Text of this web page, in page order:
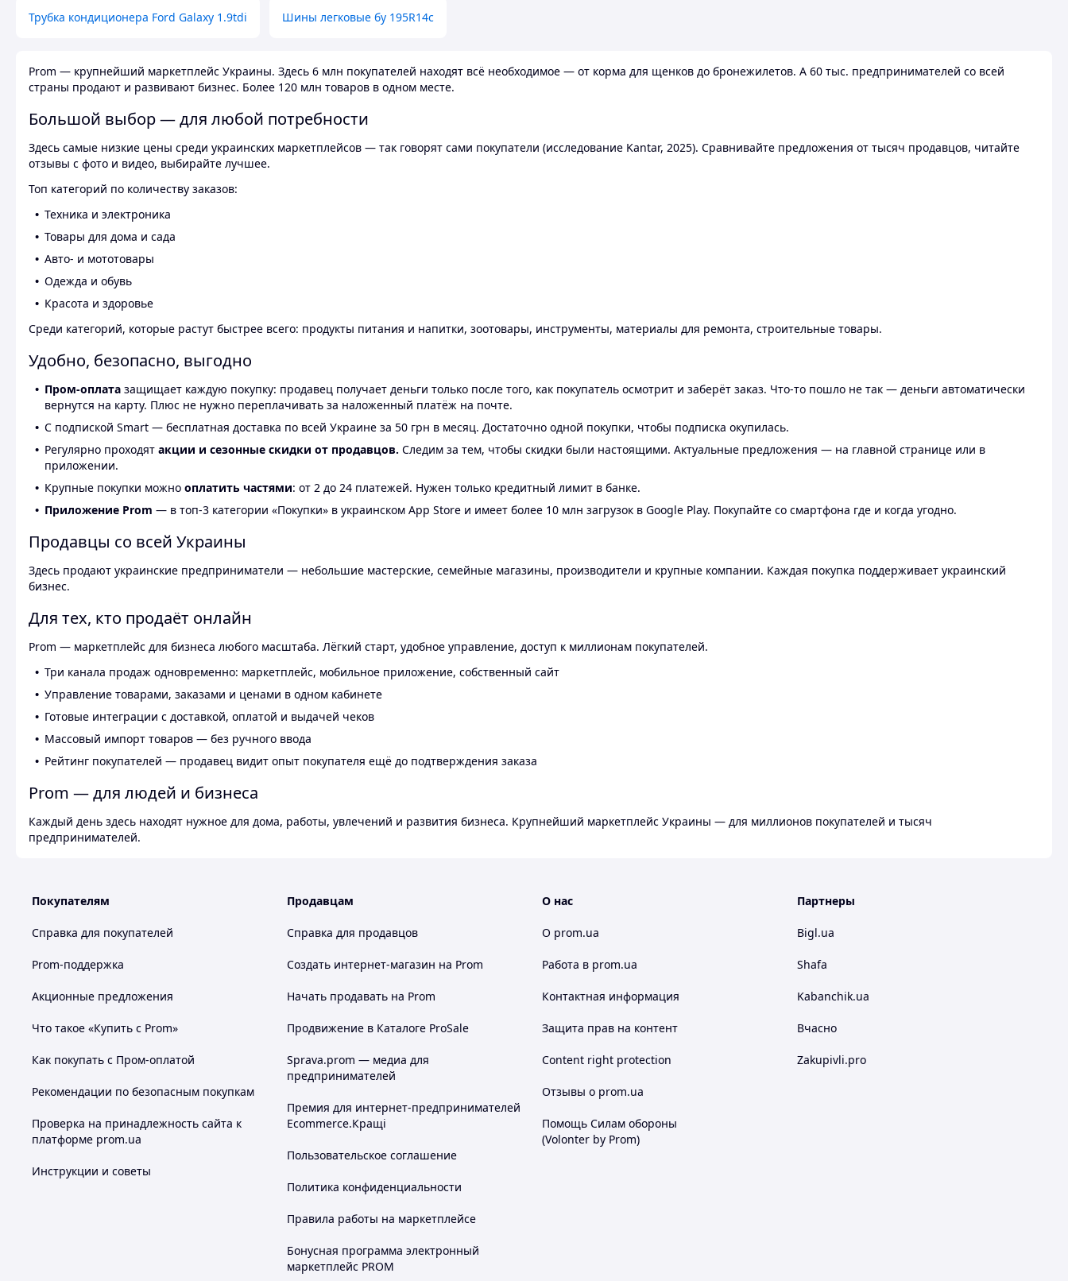
Трубка кондиционера Ford Galaxy 1.9tdi Шины легковые бу 195R14c
Prom — крупнейший маркетплейс Украины. Здесь 6 млн покупателей находят всё необходимое — от корма для щенков до бронежилетов. А 60 тыс. предпринимателей со всей
страны продают и развивают бизнес. Более 120 млн товаров в одном месте.
Большой выбор — для любой потребности
Здесь самые низкие цены среди украинских маркетплейсов — так говорят сами покупатели (исследование Kantar, 2025). Сравнивайте предложения от тысяч продавцов, читайте
отзывы с фото и видео, выбирайте лучшее.
Топ категорий по количеству заказов:
Техника и электроника
Товары для дома и сада
Авто- и мототовары
Одежда и обувь
Красота и здоровье
Среди категорий, которые растут быстрее всего: продукты питания и напитки, зоотовары, инструменты, материалы для ремонта, строительные товары.
Удобно, безопасно, выгодно
Пром-оплата защищает каждую покупку: продавец получает деньги только после того, как покупатель осмотрит и заберёт заказ. Что-то пошло не так — деньги автоматически
вернутся на карту. Плюс не нужно переплачивать за наложенный платёж на почте.
С подпиской Smart — бесплатная доставка по всей Украине за 50 грн в месяц. Достаточно одной покупки, чтобы подписка окупилась.
Регулярно проходят акции и сезонные скидки от продавцов. Следим за тем, чтобы скидки были настоящими. Актуальные предложения — на главной странице или в
приложении.
Крупные покупки можно оплатить частями: от 2 до 24 платежей. Нужен только кредитный лимит в банке.
Приложение Prom — в топ-3 категории «Покупки» в украинском App Store и имеет более 10 млн загрузок в Google Play. Покупайте со смартфона где и когда угодно.
Продавцы со всей Украины
Здесь продают украинские предприниматели — небольшие мастерские, семейные магазины, производители и крупные компании. Каждая покупка поддерживает украинский
бизнес.
Для тех, кто продаёт онлайн
Prom — маркетплейс для бизнеса любого масштаба. Лёгкий старт, удобное управление, доступ к миллионам покупателей.
Три канала продаж одновременно: маркетплейс, мобильное приложение, собственный сайт
Управление товарами, заказами и ценами в одном кабинете
Готовые интеграции с доставкой, оплатой и выдачей чеков
Массовый импорт товаров — без ручного ввода
Рейтинг покупателей — продавец видит опыт покупателя ещё до подтверждения заказа
Prom — для людей и бизнеса
Каждый день здесь находят нужное для дома, работы, увлечений и развития бизнеса. Крупнейший маркетплейс Украины — для миллионов покупателей и тысяч
предпринимателей.
Покупателям
Справка для покупателей
Prom-поддержка
Акционные предложения
Что такое «Купить с Prom»
Как покупать с Пром-оплатой
Рекомендации по безопасным покупкам
Проверка на принадлежность сайта к
платформе prom.ua
Инструкции и советы
Продавцам
Справка для продавцов
Создать интернет-магазин на Prom
Начать продавать на Prom
Продвижение в Каталоге ProSale
Sprava.prom — медиа для
предпринимателей
Премия для интернет-предпринимателей
Ecommerce.Кращі
Пользовательское соглашение
Политика конфиденциальности
Правила работы на маркетплейсе
Бонусная программа электронный
маркетплейс PROM
О нас
О prom.ua
Работа в prom.ua
Контактная информация
Защита прав на контент
Content right protection
Отзывы о prom.ua
Помощь Силам обороны
(Volonter by Prom)
Партнеры
Bigl.ua
Shafa
Kabanchik.ua
Вчасно
Zakupivli.pro